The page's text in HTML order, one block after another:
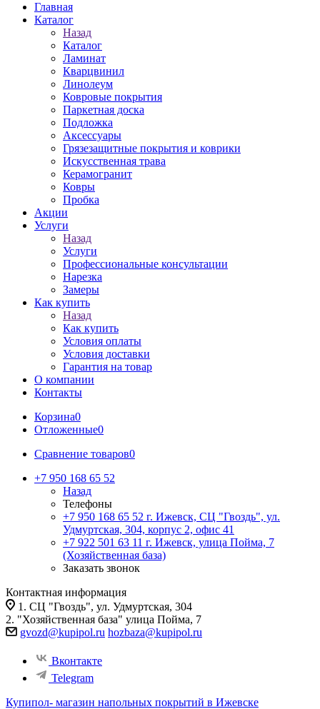
Главная
Каталог
Назад
Каталог
Ламинат
Кварцвинил
Линолеум
Ковровые покрытия
Паркетная доска
Подложка
Аксессуары
Грязезащитные покрытия и коврики
Искусственная трава
Керамогранит
Ковры
Пробка
Акции
Услуги
Назад
Услуги
Профессиональные консультации
Нарезка
Замеры
Как купить
Назад
Как купить
Условия оплаты
Условия доставки
Гарантия на товар
О компании
Контакты
Корзина0
Отложенные0
Сравнение товаров0
+7 950 168 65 52
Назад
Телефоны
+7 950 168 65 52 г. Ижевск, СЦ "Гвоздь", ул.
Удмуртская, 304, корпус 2, офис 41
+7 922 501 63 11 г. Ижевск, улица Пойма, 7
(Хозяйственная база)
Заказать звонок
Контактная информация
1. СЦ "Гвоздь", ул. Удмуртская, 304
2. "Хозяйственная база" улица Пойма, 7
gvozd@kupipol.ru hozbaza@kupipol.ru
Вконтакте
Telegram
Купипол- магазин напольных покрытий в Ижевске